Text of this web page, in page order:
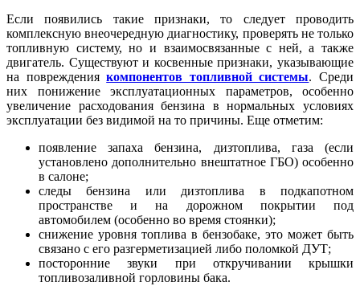
Если появились такие признаки, то следует проводить
комплексную внеочередную диагностику, проверять не только
топливную систему, но и взаимосвязанные с ней, а также
двигатель. Существуют и косвенные признаки, указывающие
на повреждениякомпонентов топливной системы. Среди
них понижение эксплуатационных параметров, особенно
увеличение расходования бензина в нормальных условиях
эксплуатации без видимой на то причины. Еще отметим:
появление запаха бензина, дизтоплива, газа (если
установлено дополнительно внештатное ГБО) особенно
в салоне;
следы бензина или дизтоплива в подкапотном
пространстве и на дорожном покрытии под
автомобилем (особенно во время стоянки);
снижение уровня топлива в бензобаке, это может быть
связано с его разгерметизацией либо поломкой ДУТ;
посторонние звуки при откручивании крышки
топливозаливной горловины бака.